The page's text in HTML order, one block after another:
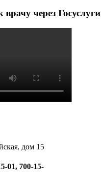
через Госуслуги
дом 15
01, 700-15-